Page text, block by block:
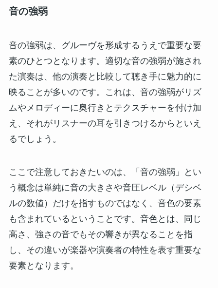
音の強弱
音の強弱は、グルーヴを形成するうえで重要な要
素のひとつとなります。適切な音の強弱が施され
た演奏は、他の演奏と比較して聴き手に魅力的に
映ることが多いのです。これは、音の強弱がリズ
ムやメロディーに奥行きとテクスチャーを付け加
え、それがリスナーの耳を引きつけるからといえ
るでしょう。
ここで注意しておきたいのは、「音の強弱」とい
う概念は単純に音の大きさや音圧レベル（デシベ
ルの数値）だけを指すものではなく、音色の要素
も含まれているということです。音色とは、同じ
高さ、強さの音でもその響きが異なることを指
し、その違いが楽器や演奏者の特性を表す重要な
要素となります。